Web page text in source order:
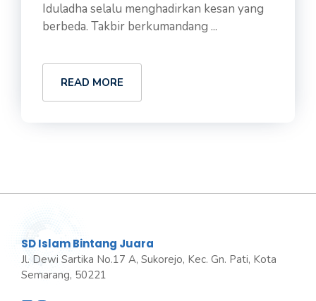
Iduladha selalu menghadirkan kesan yang
berbeda. Takbir berkumandang ...
READ MORE
SD Islam Bintang Juara
Jl. Dewi Sartika No.17 A, Sukorejo, Kec. Gn. Pati, Kota
Semarang, 50221